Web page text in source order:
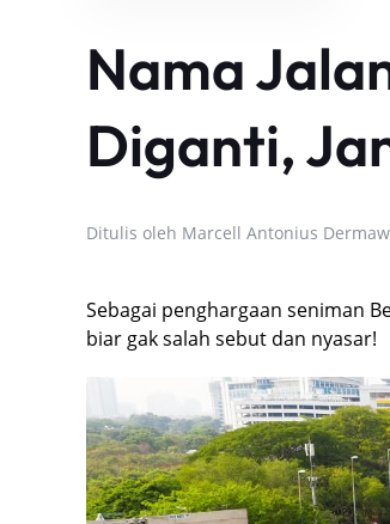
Nama
Diganti,
Ditulis oleh Marcell Antonius
Sebagai penghargaan seniman
biar gak salah sebut dan nyasar!